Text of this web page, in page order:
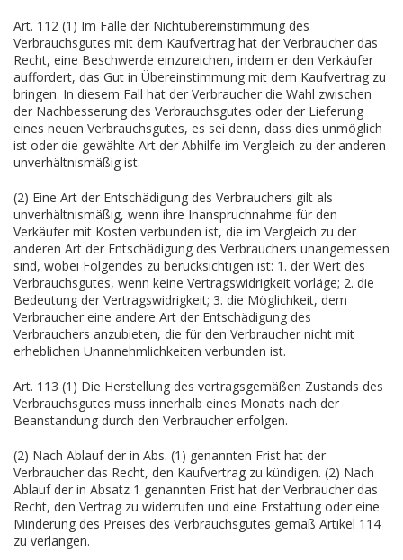
Art. 112 (1) Im Falle der Nichtübereinstimmung des
Verbrauchsgutes mit dem Kaufvertrag hat der Verbraucher das
Recht, eine Beschwerde einzureichen, indem er den Verkäufer
auffordert, das Gut in Übereinstimmung mit dem Kaufvertrag zu
bringen. In diesem Fall hat der Verbraucher die Wahl zwischen
der Nachbesserung des Verbrauchsgutes oder der Lieferung
eines neuen Verbrauchsgutes, es sei denn, dass dies unmöglich
ist oder die gewählte Art der Abhilfe im Vergleich zu der anderen
unverhältnismäßig ist.
(2) Eine Art der Entschädigung des Verbrauchers gilt als
unverhältnismäßig, wenn ihre Inanspruchnahme für den
Verkäufer mit Kosten verbunden ist, die im Vergleich zu der
anderen Art der Entschädigung des Verbrauchers unangemessen
sind, wobei Folgendes zu berücksichtigen ist: 1. der Wert des
Verbrauchsgutes, wenn keine Vertragswidrigkeit vorläge; 2. die
Bedeutung der Vertragswidrigkeit; 3. die Möglichkeit, dem
Verbraucher eine andere Art der Entschädigung des
Verbrauchers anzubieten, die für den Verbraucher nicht mit
erheblichen Unannehmlichkeiten verbunden ist.
Art. 113 (1) Die Herstellung des vertragsgemäßen Zustands des
Verbrauchsgutes muss innerhalb eines Monats nach der
Beanstandung durch den Verbraucher erfolgen.
(2) Nach Ablauf der in Abs. (1) genannten Frist hat der
Verbraucher das Recht, den Kaufvertrag zu kündigen. (2) Nach
Ablauf der in Absatz 1 genannten Frist hat der Verbraucher das
Recht, den Vertrag zu widerrufen und eine Erstattung oder eine
Minderung des Preises des Verbrauchsgutes gemäß Artikel 114
zu verlangen.